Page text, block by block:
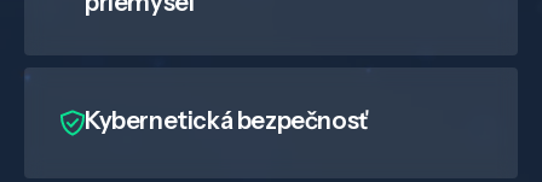
Kybernetická bezpečnosť